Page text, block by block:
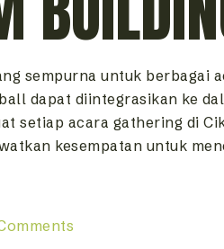
sempurna untuk berbagai
dapat diintegrasikan ke
setiap acara gathering di
kesempatan untuk